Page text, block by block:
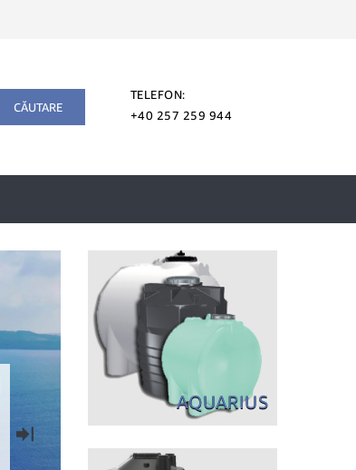
TELEFON:
+40 257 259 944
CĂUTARE
AQUARIUS